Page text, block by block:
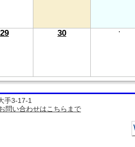
29 30 ・
手3-17-1
問い合わせはこちらまで